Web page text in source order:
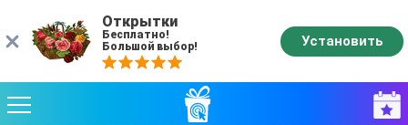
Открытки
Бесплатно!
Большой выбор!
Установить